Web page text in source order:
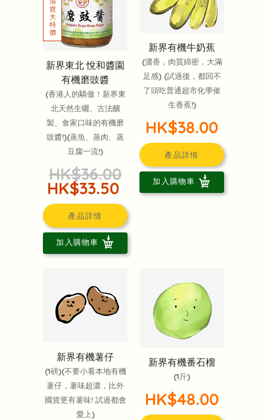
新界東北 悅和醬園
有機磨豉醬
(香港人的驕傲！新界東
北天然生曬、古法釀
製、食家口味的有機磨
豉醬!)(蒸魚、蒸肉、蒸
豆腐一流!)
HK$36.00
HK$33.50
產品詳情
加入購物車
新界有機牛奶蕉
(濃香，肉質綿密，大滿
足感) (試過後，都回不
了頭吃普通超市化學催
生香蕉!)
HK$38.00
產品詳情
加入購物車
新界有機薯仔
(1磅)(不要小看本地有機
薯仔，薯味超濃，比外
國貨更有薯味! 試過都會
愛上)
新界有機番石榴
(1斤)
HK$48.00